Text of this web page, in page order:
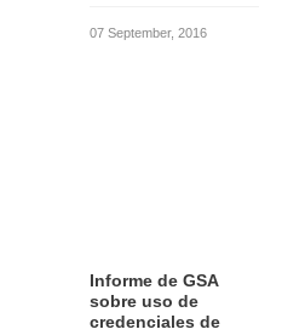
07 September, 2016
Informe de GSA
sobre uso de
credenciales de